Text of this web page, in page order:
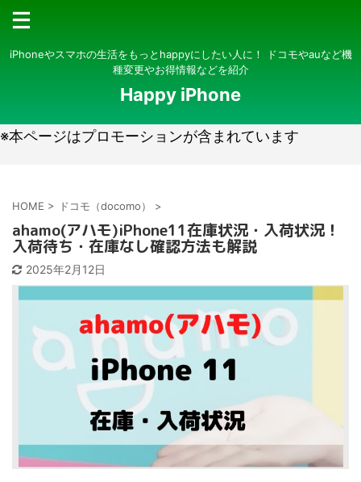
iPhoneやスマホの生活をもっとhappyにしたい人に！ ドコモやauなど機
種変更やお得情報などを紹介
Happy iPhone
※本ページはプロモーションが含まれています
HOME > ドコモ（docomo） >
ahamo(アハモ)iPhone11在庫状況・入荷状況！
入荷待ち・在庫なし確認方法も解説
2025年2月12日